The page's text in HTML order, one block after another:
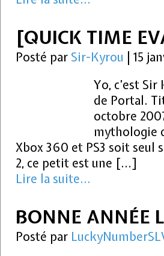
[QUICK TIME
Posté par Sir-Kyrou 15
Yo, c’est
de Portal.
octobre
mythologie
Xbox 360 et PS3 soit seul
2, ce petit est une […]
Lire la suite...
BONNE ANNÉE
Posté par